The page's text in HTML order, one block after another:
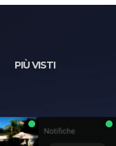
PIÙ VISTI